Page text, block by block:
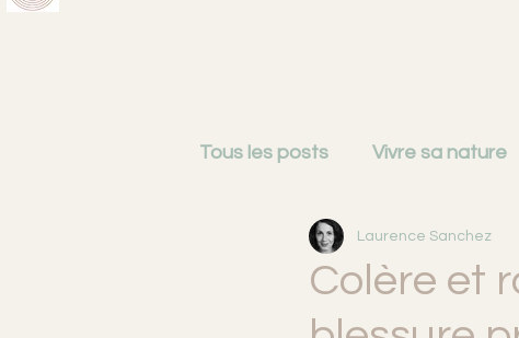
Tous les posts Vivre sa nature
Cartographie du mental
Femmes de 50 ans
Colère et
Laurence Sanchez